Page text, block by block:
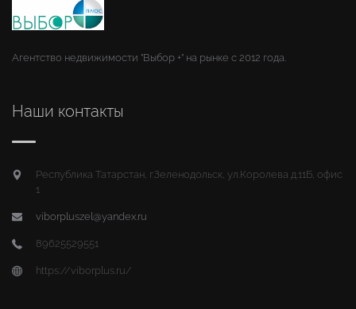
Агентство недвижимости "Выбор +" на рынке с 2012 года.
Наши контакты
Республика Татарстан, г.Зеленодольск, ул.Королева д.11Б, офис
1
viborpluszel@yandex.ru
89625529551
https://viborplus.ru/